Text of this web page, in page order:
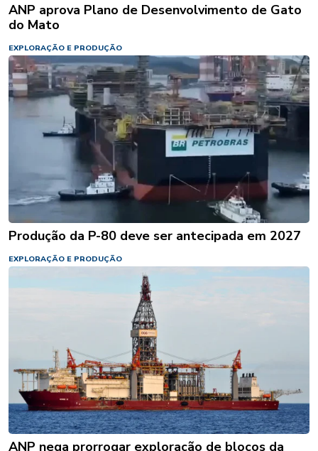
ANP aprova Plano de Desenvolvimento de Gato
do Mato
EXPLORAÇÃO E PRODUÇÃO
Produção da P-80 deve ser antecipada em 2027
EXPLORAÇÃO E PRODUÇÃO
ANP nega prorrogar exploração de blocos da